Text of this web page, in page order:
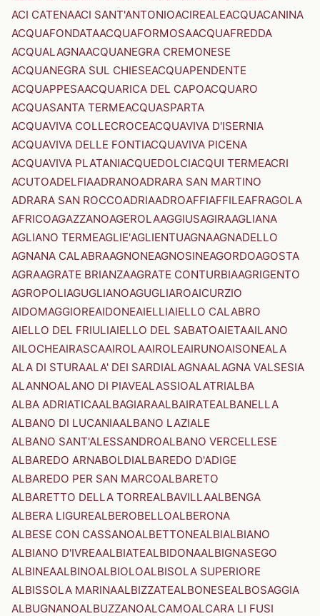
ACI CATENAACI SANT'ANTONIOACIREALEACQUACANINA
ACQUAFONDATAACQUAFORMOSAACQUAFREDDA
ACQUALAGNAACQUANEGRA CREMONESE
ACQUANEGRA SUL CHIESEACQUAPENDENTE
ACQUAPPESAACQUARICA DEL CAPOACQUARO
ACQUASANTA TERMEACQUASPARTA
ACQUAVIVA COLLECROCEACQUAVIVA D'ISERNIA
ACQUAVIVA DELLE FONTIACQUAVIVA PICENA
ACQUAVIVA PLATANIACQUEDOLCIACQUI TERMEACRI
ACUTOADELFIAADRANOADRARA SAN MARTINO
ADRARA SAN ROCCOADRIAADROAFFIAFFILEAFRAGOLA
AFRICOAGAZZANOAGEROLAAGGIUSAGIRAAGLIANA
AGLIANO TERMEAGLIE'AGLIENTUAGNAAGNADELLO
AGNANA CALABRAAGNONEAGNOSINEAGORDOAGOSTA
AGRAAGRATE BRIANZAAGRATE CONTURBIAAGRIGENTO
AGROPOLIAGUGLIANOAGUGLIAROAICURZIO
AIDOMAGGIOREAIDONEAIELLIAIELLO CALABRO
AIELLO DEL FRIULIAIELLO DEL SABATOAIETAAILANO
AILOCHEAIRASCAAIROLAAIROLEAIRUNOAISONEALA
ALA DI STURAALA' DEI SARDIALAGNAALAGNA VALSESIA
ALANNOALANO DI PIAVEALASSIOALATRIALBA
ALBA ADRIATICAALBAGIARAALBAIRATEALBANELLA
ALBANO DI LUCANIAALBANO LAZIALE
ALBANO SANT'ALESSANDROALBANO VERCELLESE
ALBAREDO ARNABOLDIALBAREDO D'ADIGE
ALBAREDO PER SAN MARCOALBARETO
ALBARETTO DELLA TORREALBAVILLAALBENGA
ALBERA LIGUREALBEROBELLOALBERONA
ALBESE CON CASSANOALBETTONEALBIALBIANO
ALBIANO D'IVREAALBIATEALBIDONAALBIGNASEGO
ALBINEAALBINOALBIOLOALBISOLA SUPERIORE
ALBISSOLA MARINAALBIZZATEALBONESEALBOSAGGIA
ALBUGNANOALBUZZANOALCAMOALCARA LI FUSI